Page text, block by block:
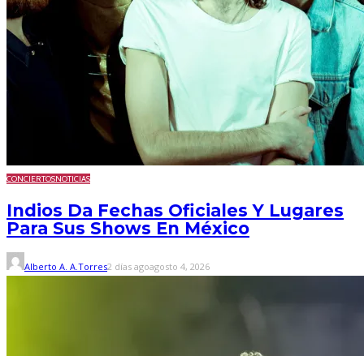
CONCIERTOSNOTICIAS
Indios Da Fechas Oficiales Y Lugares
Para Sus Shows En México
Alberto A. A.Torres2 días agoagosto 4, 2026